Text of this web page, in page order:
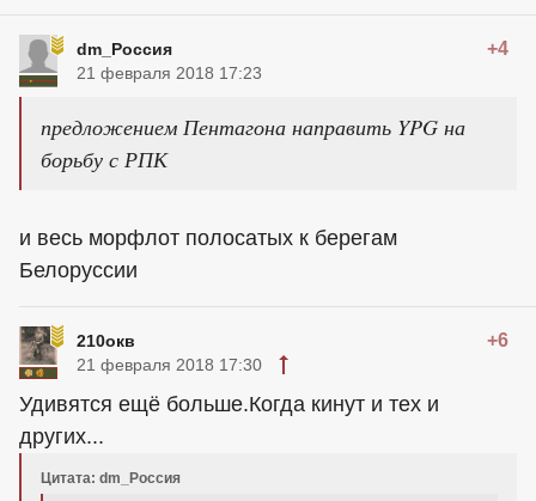
dm_Россия +4
21 февраля 2018 17:23
предложением Пентагона направить YPG на
борьбу с РПК
и весь морфлот полосатых к берегам
Белоруссии
210окв +6
21 февраля 2018 17:30
Удивятся ещё больше.Когда кинут и тех и
других...
Цитата: dm_Россия